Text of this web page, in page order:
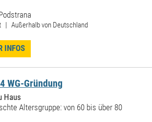
| Außerhalb von Deutschland
INFOS
WG-Gründung
Haus
Altersgruppe: von 60 bis über 80